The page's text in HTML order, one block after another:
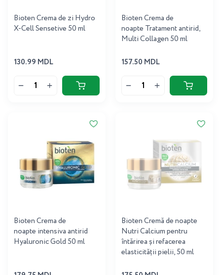
Bioten Crema de zi Hydro
X-Cell Sensetive 50 ml
130.99 MDL
Bioten Crema de
noapte Tratament antirid,
Multi Collagen 50 ml
157.50 MDL
Bioten Crema de
noapte intensiva antirid
Hyaluronic Gold 50 ml
Bioten Cremă de noapte
Nutri Calcium pentru
întărirea și refacerea
elasticității pielii, 50 ml